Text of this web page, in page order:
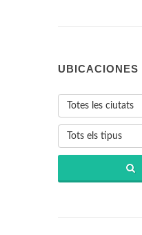
UBICACIONES
Totes les ciutats
Tots els tipus